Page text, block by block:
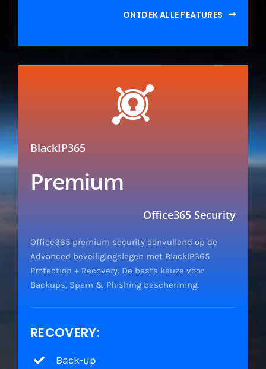
ONTDEK ALLE FEATURES
BlackIP365
Premium
Office365 Security
Office365 premium security aanvullend op de
Advanced beveiligingslagen met BlackIP365
Protection + Recovery. De beste keuze voor
Backups, Spam & Phishing bescherming.
RECOVERY:
Back-up